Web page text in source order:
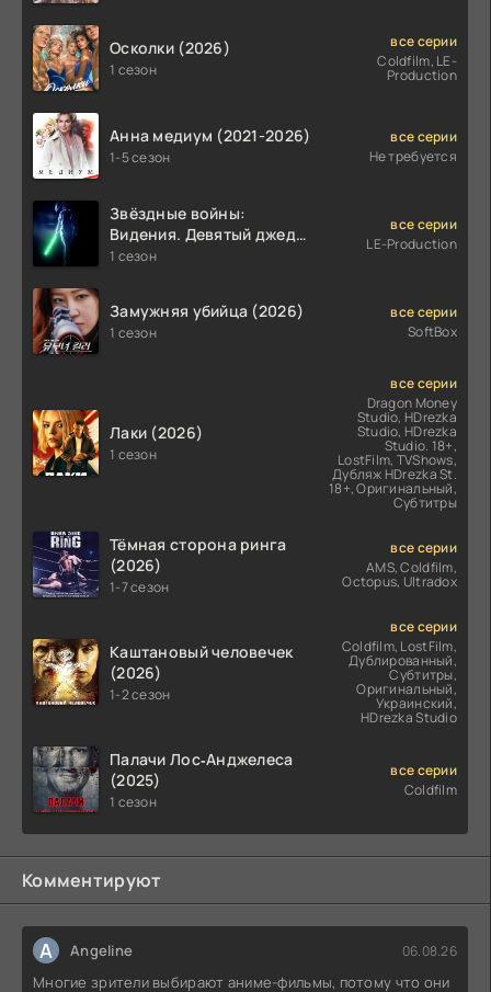
Осколки (2026)
1 сезон
все серии
Coldfilm, LE-
Production
Анна медиум (2021-2026)
1-5 сезон
все серии
Не требуется
Звёздные войны:
Видения. Девятый джедай
(2026)
1 сезон
все серии
LE-Production
Замужняя убийца (2026)
1 сезон
все серии
SoftBox
Лаки (2026)
1 сезон
все серии
Dragon Money
Studio, HDrezka
Studio, HDrezka
Studio. 18+,
LostFilm, TVShows,
Дубляж HDrezka St.
18+, Оригинальный,
Субтитры
Тёмная сторона ринга
(2026)
1-7 сезон
все серии
AMS, Coldfilm,
Octopus, Ultradox
Каштановый человечек
(2026)
1-2 сезон
все серии
Coldfilm, LostFilm,
Дублированный,
Субтитры,
Оригинальный,
Украинский,
HDrezka Studio
Палачи Лос‑Анджелеса
(2025)
1 сезон
все серии
Coldfilm
Комментируют
A Angeline 06.08.26
Многие зрители выбирают аниме-фильмы, потому что они